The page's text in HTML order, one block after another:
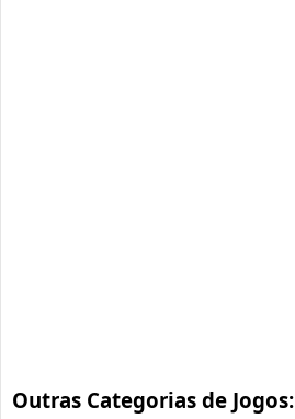
Outras Categorias de Jogos: